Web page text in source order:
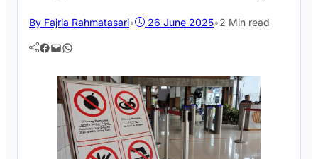
By Fajria Rahmatasari• 26 June 2025•2 Min read
Facebook Mail WhatsApp